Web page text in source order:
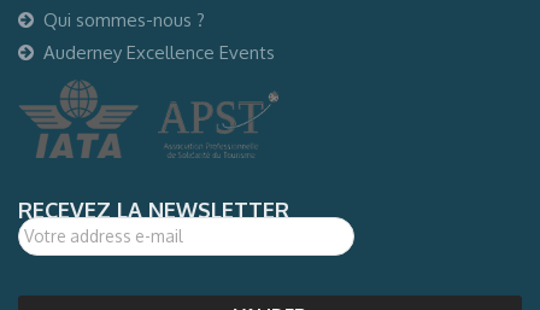
Qui sommes-nous ?
Auderney Excellence Events
RECEVEZ LA NEWSLETTER